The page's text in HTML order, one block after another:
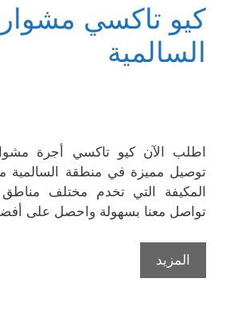
كيو تاكسي مشوار
السالمية
اطلب الآن كيو تاكسي أجرة
توصيل مميزة في منطقة السالمية
المكيفة التي تخدم مختلف
تواصل معنا بسهولة واحصل على
المزيد